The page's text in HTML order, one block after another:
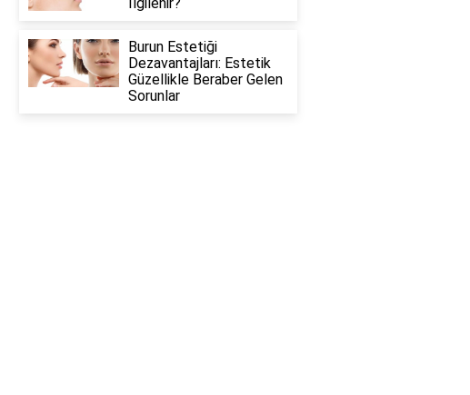
Burun Estetiği
Dezavantajları: Estetik
Güzellikle Beraber Gelen
Sorunlar